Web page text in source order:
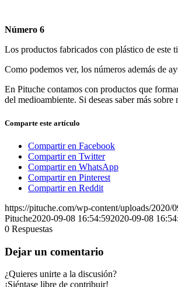
Número 6
Los productos fabricados con plástico de este
Como podemos ver, los números además de
En Pituche contamos con productos que
del medioambiente. Si deseas saber más
Comparte este artículo
Compartir en Facebook
Compartir en Twitter
Compartir en WhatsApp
Compartir en Pinterest
Compartir en Reddit
https://pituche.com/wp-content/uploads/2020/
Pituche2020-09-08 16:54:592020-09-08
0 Respuestas
Dejar un comentario
¿Quieres unirte a la discusión?
¡Siéntase libre de contribuir!